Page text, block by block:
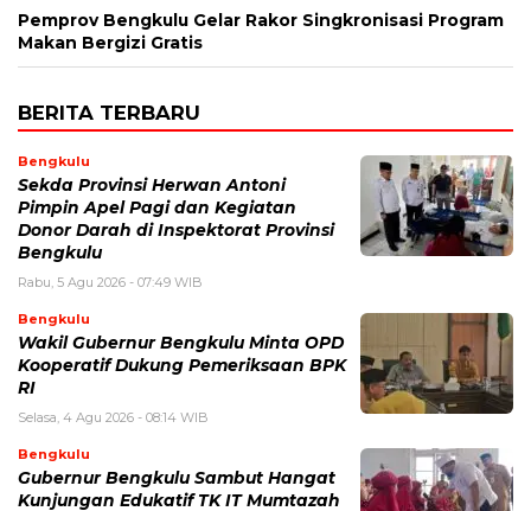
Pemprov Bengkulu Gelar Rakor Singkronisasi Program
Makan Bergizi Gratis
BERITA TERBARU
Bengkulu
Sekda Provinsi Herwan Antoni
Pimpin Apel Pagi dan Kegiatan
Donor Darah di Inspektorat Provinsi
Bengkulu
Rabu, 5 Agu 2026 - 07:49 WIB
Bengkulu
Wakil Gubernur Bengkulu Minta OPD
Kooperatif Dukung Pemeriksaan BPK
RI
Selasa, 4 Agu 2026 - 08:14 WIB
Bengkulu
Gubernur Bengkulu Sambut Hangat
Kunjungan Edukatif TK IT Mumtazah